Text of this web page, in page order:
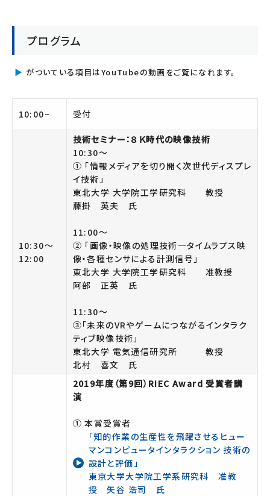
プログラム
▶ がついている項目はYouTubeの動画をご覧になれます。
10:00~ 受付
10:30〜
12:00
技術セミナー：８Ｋ時代の映像技術
10:30～
① 「情報メディアを切り開く次世代ディスプレ
イ技術」
東北大学 大学院工学研究科 教授
藤掛 英夫 氏
11:00～
② 「画像・映像の処理技術―タイムラプス映
像・各種センサによる計測信号」
東北大学 大学院工学研究科 准教授
阿部 正英 氏
11:30～
③「未来のVRやゲームにつながるインタラク
ティブ映像技術」
東北大学 電気通信研究所 教授
北村 喜文 氏
2019年度（第9回）RIEC Award 受賞者講
演
① 本賞受賞者
「知的作業の生産性を飛躍させるヒュー
マンコンピュータインタラクション 技術の
設計と評価」
東京大学大学院工学系研究科 准教
授 矢谷 浩司 氏